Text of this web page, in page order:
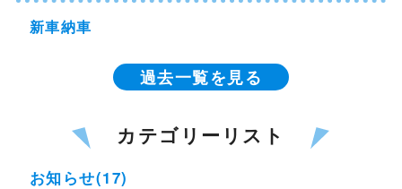
新車納車
過去一覧を見る
カテゴリーリスト
お知らせ(17)